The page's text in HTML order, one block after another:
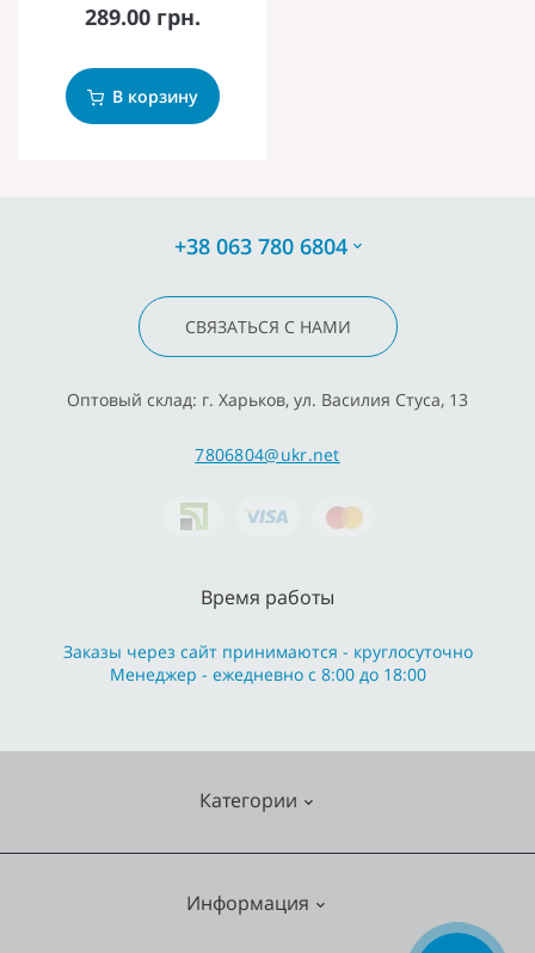
289.00 грн.
В корзину
+38 063 780 6804
СВЯЗАТЬСЯ С НАМИ
Оптовый склад: г. Харьков, ул. Василия Стуса, 13
7806804@ukr.net
Категории
Информация
Время работы
Заказы через сайт принимаются - круглосуточно
Менеджер - ежедневно с 8:00 до 18:00